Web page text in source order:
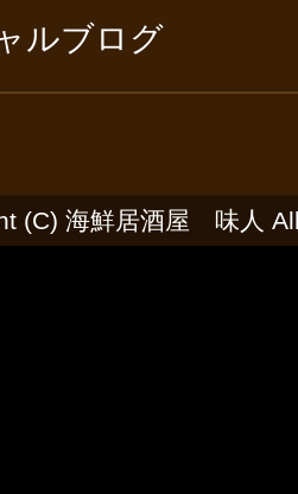
ルブログ
(C) 海鮮居酒屋 味人